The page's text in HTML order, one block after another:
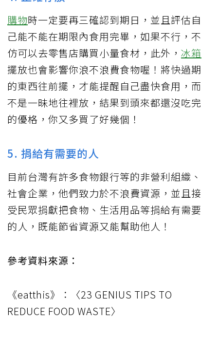
購物時一定要再三確認到期日，並且評估自
己能不能在期限內食用完畢，如果不行，不
仿可以去零售店購買小量食材，此外， 冰箱
擺放也會影響你浪不浪費食物喔！將快過期
的東西往前擺，才能提醒自己盡快食用，而
不是一昧地往裡放，結果到頭來都還沒吃完
的優格，你又多買了好幾個！
5. 捐給有需要的人
目前台灣有許多食物銀行等的非營利組織、
社會企業，他們致力於不浪費資源，並且接
受民眾捐獻把食物、生活用品等捐給有需要
的人，既能節省資源又能幫助他人！
參考資料來源：
《eatthis》：〈23 GENIUS TIPS TO
REDUCE FOOD WASTE〉